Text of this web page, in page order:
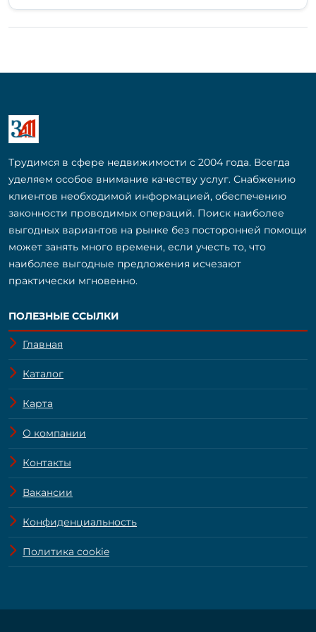
Трудимся в сфере недвижимости с 2004 года. Всегда
уделяем особое внимание качеству услуг. Снабжению
клиентов необходимой информацией, обеспечению
законности проводимых операций. Поиск наиболее
выгодных вариантов на рынке без посторонней помощи
может занять много времени, если учесть то, что
наиболее выгодные предложения исчезают
практически мгновенно.
ПОЛЕЗНЫЕ ССЫЛКИ
Главная
Каталог
Карта
О компании
Контакты
Вакансии
Конфиденциальность
Политика cookie